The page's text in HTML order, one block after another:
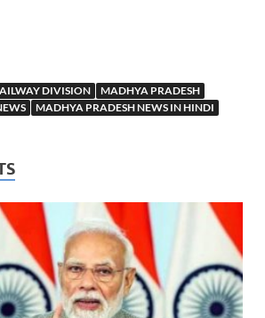
DIVISION
MADHYA PRADESH
MADHYA PRADESH NEWS IN HINDI